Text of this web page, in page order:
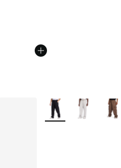
Prix en baisse de € 29,99 à
Plus de couleurs